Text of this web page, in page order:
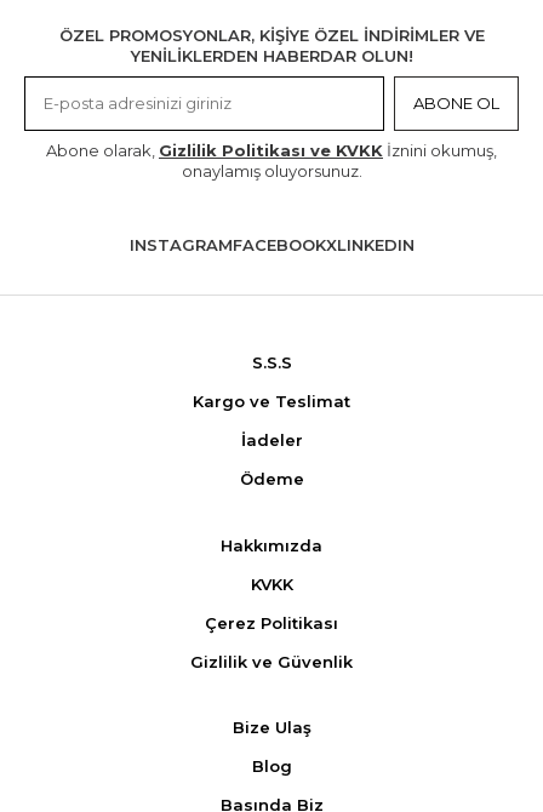
ÖZEL PROMOSYONLAR, KİŞİYE ÖZEL İNDİRİMLER VE
YENİLİKLERDEN HABERDAR OLUN!
ABONE OL
Abone olarak, Gizlilik Politikası ve KVKK İznini okumuş,
onaylamış oluyorsunuz.
INSTAGRAMFACEBOOKXLINKEDIN
S.S.S
Kargo ve Teslimat
İadeler
Ödeme
Hakkımızda
KVKK
Çerez Politikası
Gizlilik ve Güvenlik
Bize Ulaş
Blog
Basında Biz